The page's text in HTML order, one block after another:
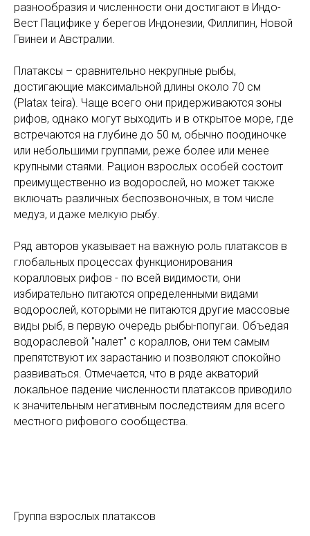
разнообразия и численности они достигают в Индо-
Вест Пацифике у берегов Индонезии, Филлипин, Новой
Гвинеи и Австралии.
Платаксы – сравнительно некрупные рыбы,
достигающие максимальной длины около 70 см
(Platax teira). Чаще всего они придерживаются зоны
рифов, однако могут выходить и в открытое море, где
встречаются на глубине до 50 м, обычно поодиночке
или небольшими группами, реже более или менее
крупными стаями. Рацион взрослых особей состоит
преимущественно из водорослей, но может также
включать различных беспозвоночных, в том числе
медуз, и даже мелкую рыбу.
Ряд авторов указывает на важную роль платаксов в
глобальных процессах функционирования
коралловых рифов - по всей видимости, они
избирательно питаются определенными видами
водорослей, которыми не питаются другие массовые
виды рыб, в первую очередь рыбы-попугаи. Объедая
водораслевой "налет" с кораллов, они тем самым
препятствуют их зарастанию и позволяют спокойно
развиваться. Отмечается, что в ряде акваторий
локальное падение численности платаксов приводило
к значительным негативным последствиям для всего
местного рифового сообщества.
Группа взрослых платаксов